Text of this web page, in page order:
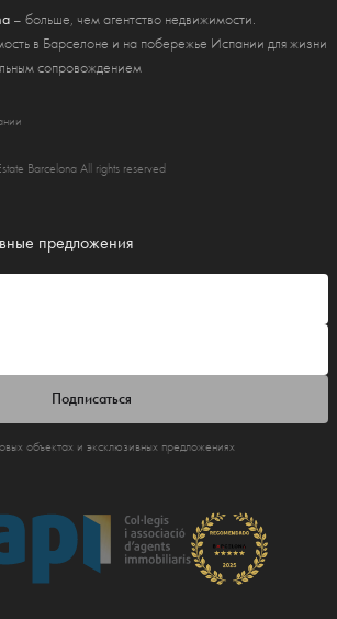
– больше, чем агентство недвижимости.
в Барселоне и на побережье Испании для жизни
сопровождением
Barcelona All rights reserved
предложения
Подписаться
объектах и эксклюзивных предложениях